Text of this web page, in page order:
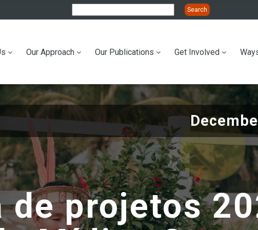
Our Approach Our Publications Get Involved
de projetos